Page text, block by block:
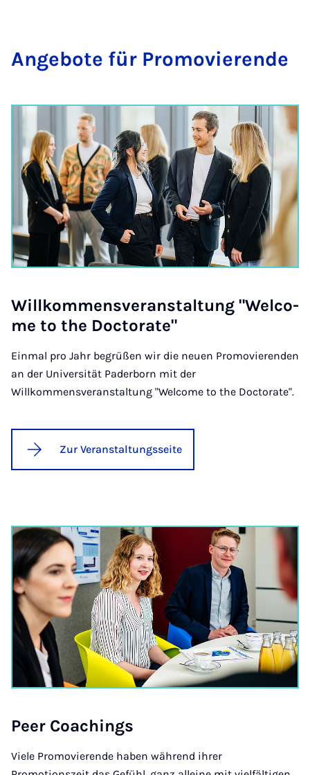
An­ge­bo­te für Pro­mo­vie­ren­de
Will­kom­mens­ver­an­stal­tung "Wel­co­
me to the Doc­to­ra­te"
Einmal pro Jahr begrüßen wir die neuen Promovierenden
an der Universität Paderborn mit der
Willkommensveranstaltung "Welcome to the Doctorate".
Zur Veranstaltungsseite
Peer Coa­chings
Viele Promovierende haben während ihrer